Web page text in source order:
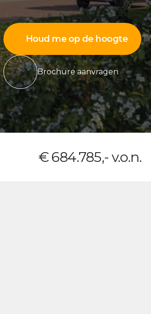
Houd me op de hoogte
Brochure aanvragen
€ 684.785,- v.o.n.